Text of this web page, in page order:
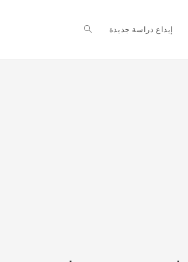
إيداع دراسة جديدة Toggle